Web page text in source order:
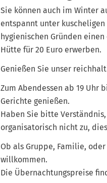
Sie können auch im Winter
entspannt unter
hygienischen Gründen
Hütte für 20 Euro erwerben.
Genießen Sie unser
Zum Abendessen ab 19 Uhr
Gerichte genießen.
Haben Sie bitte
organisatorisch nicht zu,
Ob als Gruppe, Familie,
willkommen.
Die Übernachtungspreise